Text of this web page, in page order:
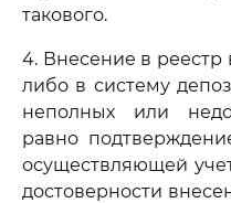
такового.
4. Внесение в реестр
либо в систему
неполных или
равно
осуществляющей
достоверности